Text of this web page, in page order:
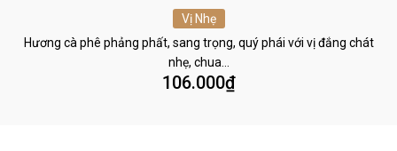
Vị Nhẹ
Hương cà phê phảng phất, sang trọng, quý phái với vị đắng chát
nhẹ, chua…
106.000₫